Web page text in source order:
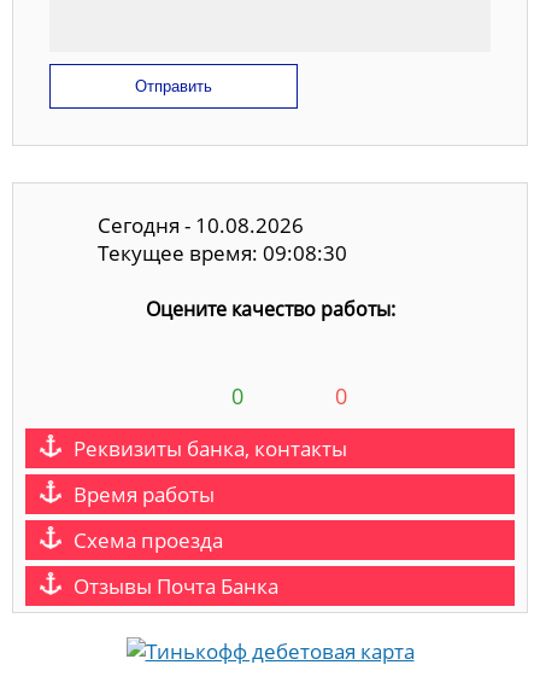
Отправить
Сегодня - 10.08.2026
Текущее время: 09:08:31
Оцените качество работы:
0 0
Реквизиты банка, контакты
Время работы
Схема проезда
Отзывы Почта Банка